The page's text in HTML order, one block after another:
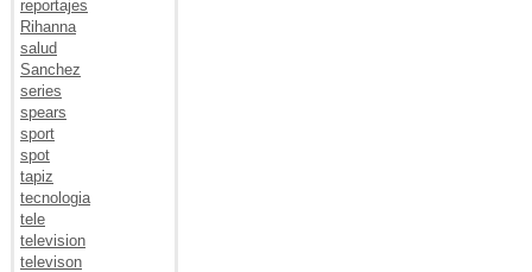
reportajes
Rihanna
salud
Sanchez
series
spears
sport
spot
tapiz
tecnologia
tele
television
televison